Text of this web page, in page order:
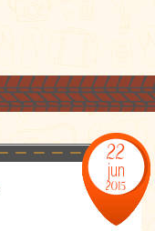
22
jun
2015